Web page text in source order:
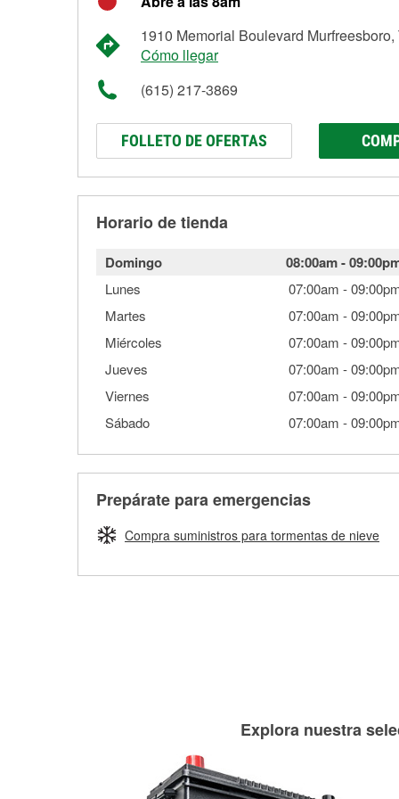
1910 Memorial Boulevard
Cómo llegar
(615) 217-3869
FOLLETO DE OFERTAS
Horario de tienda
Domingo 08:00am-
Lunes 07:00am -
Martes
07:00am -
Miércoles
07:00am -
Jueves
07:00am -
Viernes
07:00am -
Sábado
07:00am -
Prepárate para emergencias
Compra suministros para tormentas de nieve
Explora nuestra